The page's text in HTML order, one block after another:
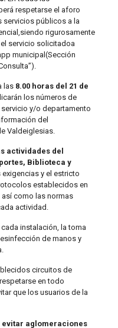
respetarse el aforo
servicios públicos a la
rigurosamente
servicio solicitadoa
municipal(Sección
las 8.00 horas del 21 de
los números de
y/o departamento
del
Valdeiglesias.
actividades del
Biblioteca y
exigencias y el estricto
establecidos en
como las normas
actividad.
instalación, la toma
de manos y
circuitos de
en todo
que los usuarios de la
evitar aglomeraciones